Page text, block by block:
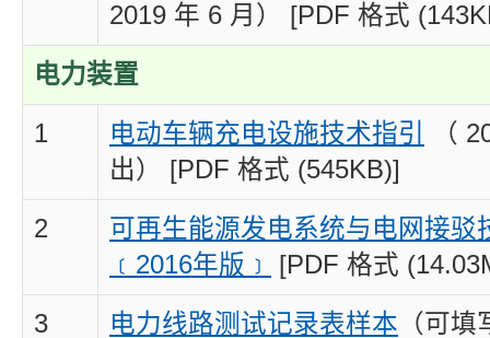
2019 年 6 月） [PDF 格式
电力装置
1 电动车辆充电设施技术指引
（
出） [PDF 格式 (545KB)]
2
可再生能源发电系统与电网接驳
﹝2016年版﹞
[PDF 格式
3 电力线路测试记录表样本 （可